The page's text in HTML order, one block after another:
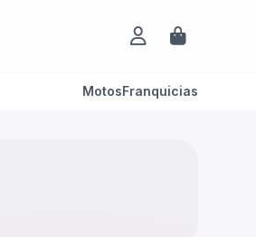
MotosFranquicias